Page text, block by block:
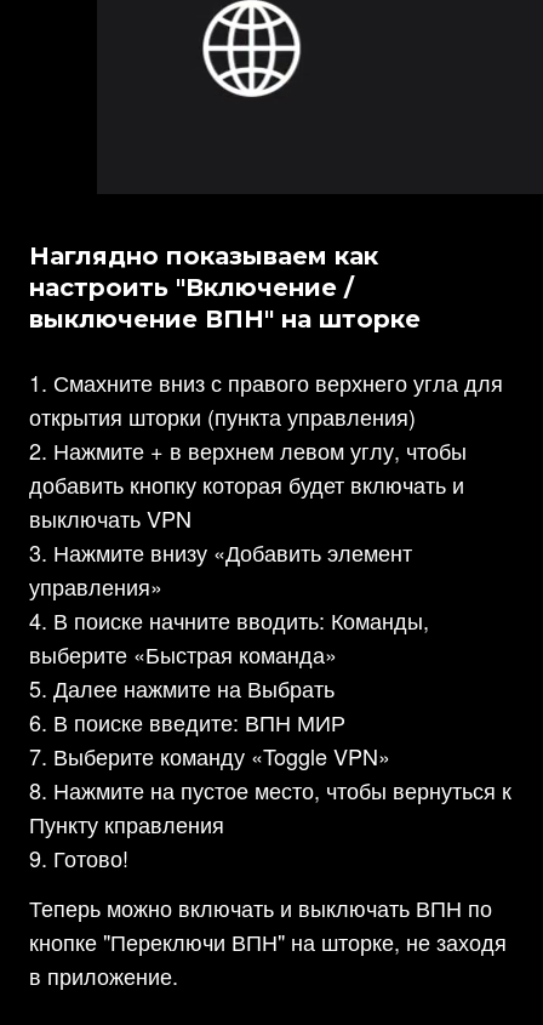
Наглядно показываем как
настроить "Включение /
выключение ВПН" на шторке
Смахните вниз с правого верхнего угла для
открытия шторки (пункта управления)
Нажмите + в верхнем левом углу, чтобы
добавить кнопку которая будет включать и
выключать VPN
Нажмите внизу «Добавить элемент
управления»
В поиске начните вводить: Команды,
выберите «Быстрая команда»
Далее нажмите на Выбрать
В поиске введите: ВПН МИР
Выберите команду «Toggle VPN»
Нажмите на пустое место, чтобы вернуться к
Пункту кправления
Готово!
Теперь можно включать и выключать ВПН по
кнопке "Переключи ВПН" на шторке, не заходя
в приложение.